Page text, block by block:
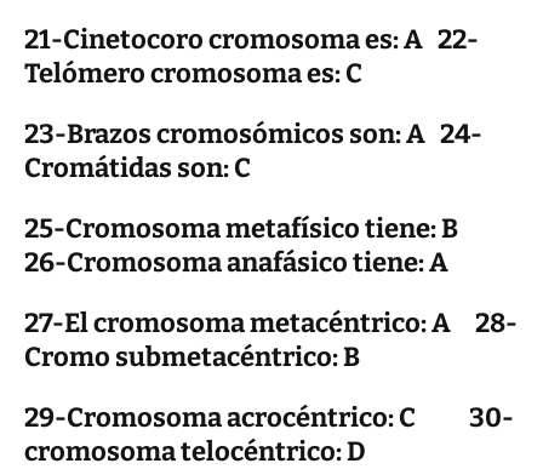
21-Cinetocoro cromosoma es: A 22-
Telómero cromosoma es: C
23-Brazos cromosómicos son: A 24-
Cromátidas son: C
25-Cromosoma metafísico tiene: B
26-Cromosoma anafásico tiene: A
27-El cromosoma metacéntrico: A 28-
Cromo submetacéntrico: B
29-Cromosoma acrocéntrico: C 30-
cromosoma telocéntrico: D